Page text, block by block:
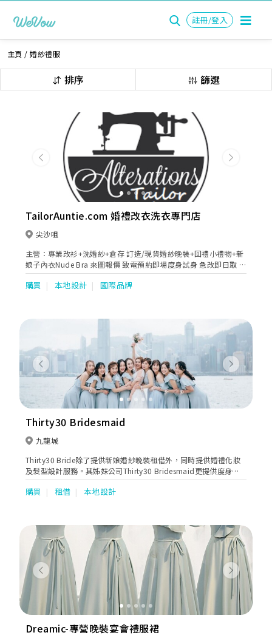
註冊/登入
主頁 /婚紗禮服
排序 篩選
Previous Next
TailorAuntie.com 婚禮改衣洗衣專門店
尖沙咀
主營：專業改衫+洗婚紗+倉存 訂造/現貨婚紗晚裝+回禮小禮物+新
娘子內衣Nude Bra 來圖報價 致電預約即場度身試身 急改即日取 改
婚紗 名牌衫褲 西裝 釘珠晚裝 媽媽衫 姊妹裙 拉鏈改綁帶 全港收送
24小時通宵運作 星期一至日及公眾假期均可預約 尖沙咀改衣店 荃
色 草地婚禮嚴重泥漬 紅酒漬 汗漬 油漬 血漬 清洗Sample Sale 開
倉二手婚紗晚裝污漬 淨白還原已泛黃布料 翻新已氧化珠片 回復閃
購買 本地設計 國際品牌
Previous Next
Thirty30 Bridesmaid
九龍城
Thirty30 Bride除了提供新娘婚紗晚裝租借外，同時提供婚禮化妝
及髮型設計服務。其姊妹公司Thirty30 Bridesmaid更提供度身訂
製姊妹裙，有多種款式及剪裁設計選擇，不論是一字領、吊帶、荷
葉邊、蕾絲等都應有盡有，而且顏色亦多不勝數，單單是一個顏
妹裙，更顯高貴得體，姊妹們都可以一樣美美的出場。
購買 租借 本地設計
Previous Next
Dreamic-專營晚裝宴會禮服裙